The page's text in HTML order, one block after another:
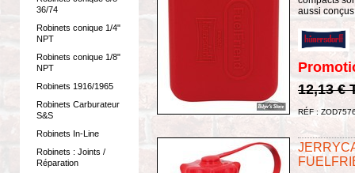
36/74
Robinets conique 1/4"
NPT
Robinets conique 1/8"
NPT
Robinets 1916/1965
Robinets Carburateur
S&S
Robinets In-Line
Robinets : Joints /
Réparation
aussi
12,13 €
RÉF :